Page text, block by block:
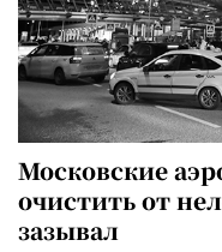
Московские
очистить от
зазывал